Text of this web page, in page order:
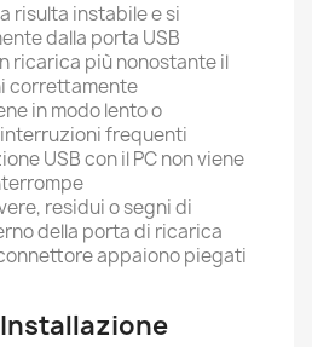
risulta instabile e si
dalla porta USB
ricarica più nonostante il
correttamente
in modo lento o
frequenti
USB con il PC non viene
residui o segni di
della porta di ricarica
appaiono piegati